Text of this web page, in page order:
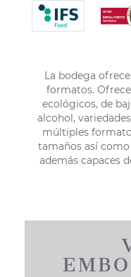
La bodega
formatos.
ecológicos, de
alcohol,
múltiples
tamaños así
además capaces